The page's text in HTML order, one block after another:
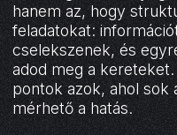
hanem az, hogy
feladatokat:
cselekszenek, és
adod meg a
pontok azok, ahol sok
mérhető a hatás.